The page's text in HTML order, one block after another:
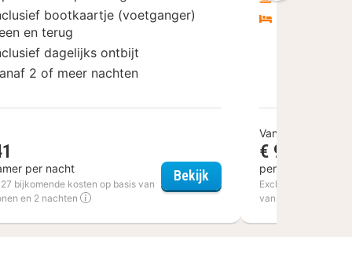
bootkaartje (voetganger)
en terug
dagelijks ontbijt
2 of meer nachten
per nacht
bijkomende kosten op basis van
en 2 nachten
BekijkHotel Den Helder
Vanaf
€ 99
per kamer per
Excl. € 18,80
van 2 personen en